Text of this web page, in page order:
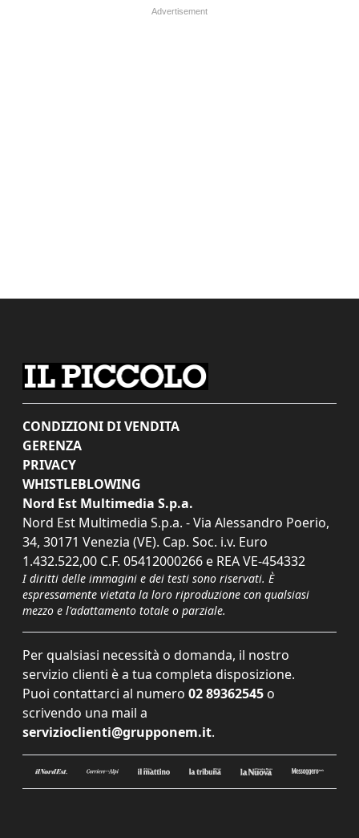
CONDIZIONI DI VENDITA
GERENZA
PRIVACY
WHISTLEBLOWING
Nord Est Multimedia S.p.a.
Nord Est Multimedia S.p.a. - Via Alessandro Poerio,
34, 30171 Venezia (VE). Cap. Soc. i.v. Euro
1.432.522,00 C.F. 05412000266 e REA VE-454332
I diritti delle immagini e dei testi sono riservati. È
espressamente vietata la loro riproduzione con qualsiasi
mezzo e l'adattamento totale o parziale.
Per qualsiasi necessità o domanda, il nostro
servizio clienti è a tua completa disposizione.
Puoi contattarci al numero 02 89362545 o
scrivendo una mail a
servizioclienti@grupponem.it.